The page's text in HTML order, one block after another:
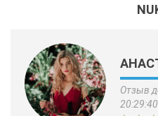
Отзыв
20:29:40